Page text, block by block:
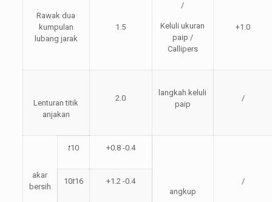
Rawak dua
kumpulan
lubang jarak
1.5
/
Keluli ukuran
paip /
Callipers
+1.0
Lenturan titik
anjakan
2.0
langkah keluli
paip
/
akar
bersih
t10 +0.8 -0.4
angkup
/
10t16 +1.2 -0.4